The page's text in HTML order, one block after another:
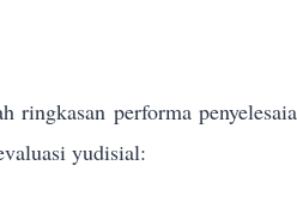
ringkasan performa
yudisial: